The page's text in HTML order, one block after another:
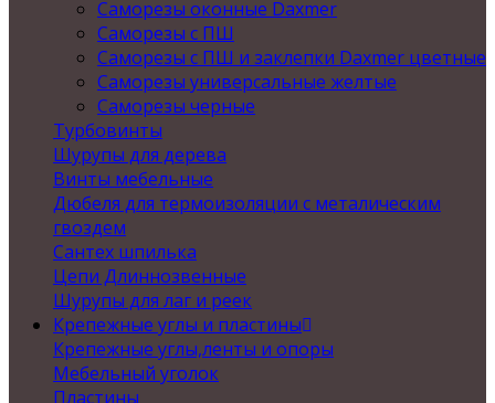
Саморезы оконные Daxmer
Саморезы с ПШ
Саморезы с ПШ и заклепки Daxmer цветные
Саморезы универсальные желтые
Саморезы черные
Турбовинты
Шурупы для дерева
Винты мебельные
Дюбеля для термоизоляции с металическим
гвоздем
Сантех шпилька
Цепи Длиннозвенные
Шурупы для лаг и реек
Крепежные углы и пластины
Крепежные углы,ленты и опоры
Мебельный уголок
Пластины